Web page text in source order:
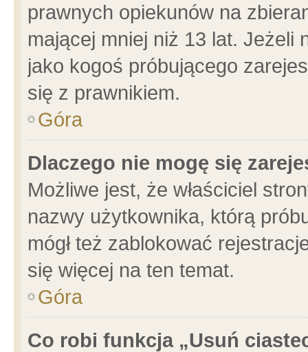
prawnych opiekunów na
mającej mniej niż 13 lat. Jeżeli
jako kogoś próbującego
się z prawnikiem.
Góra
Dlaczego nie mogę się
Możliwe jest, że właściciel
nazwy użytkownika, którą
mógł też zablokować
się więcej na ten temat.
Góra
Co robi funkcja „Usuń